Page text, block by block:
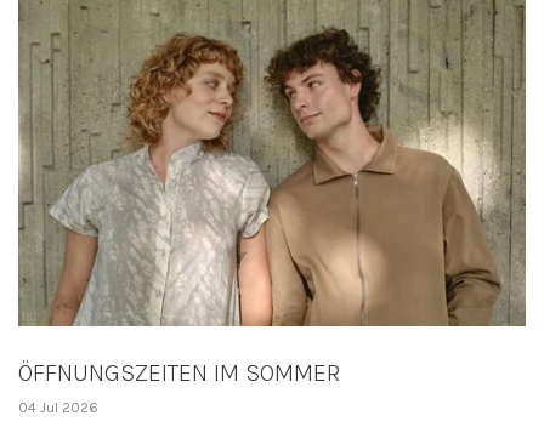
ÖFFNUNGSZEITEN IM SOMMER
04 Jul 2026